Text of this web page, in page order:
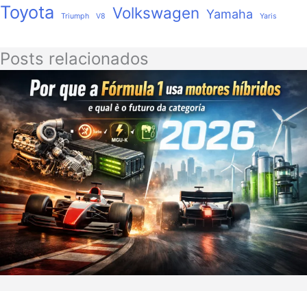
Toyota Triumph V8 Volkswagen Yamaha Yaris
Posts relacionados